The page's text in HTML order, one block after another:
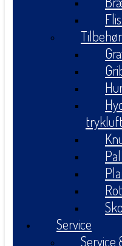
Tilbehør
Service
Service